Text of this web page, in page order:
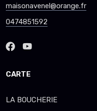
maisonavenel@orange.fr
0474851592
CARTE
LA BOUCHERIE